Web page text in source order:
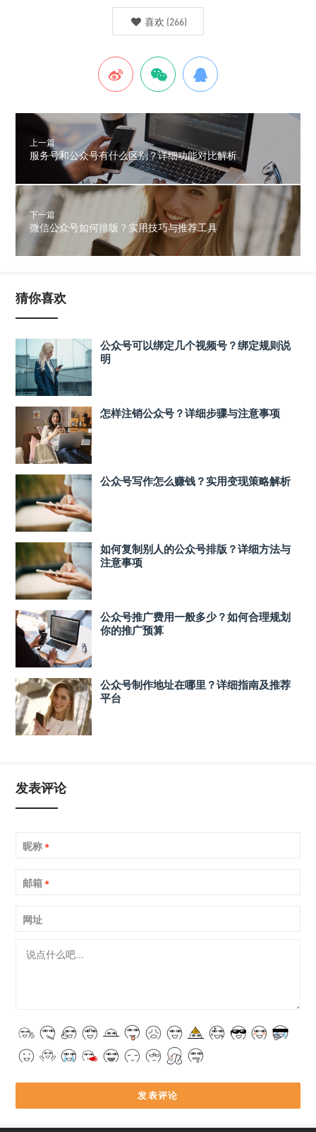
喜欢 (266)
上一篇
服务号和公众号有什么区别？详细功能对比解析
下一篇
微信公众号如何排版？实用技巧与推荐工具
猜你喜欢
公众号可以绑定几个视频号？绑定规则说
明
怎样注销公众号？详细步骤与注意事项
公众号写作怎么赚钱？实用变现策略解析
如何复制别人的公众号排版？详细方法与
注意事项
公众号推广费用一般多少？如何合理规划
你的推广预算
公众号制作地址在哪里？详细指南及推荐
平台
发表评论
昵称 *
邮箱 *
网址